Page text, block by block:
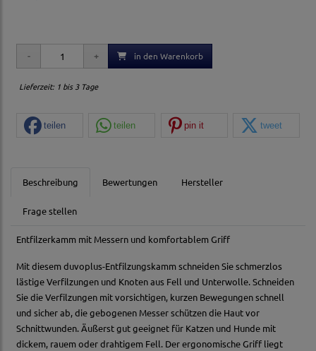
in den Warenkorb
Lieferzeit: 1 bis 3 Tage
teilen teilen pin it tweet
Beschreibung Bewertungen Hersteller
Frage stellen
Entfilzerkamm mit Messern und komfortablem Griff
Mit diesem duvoplus-Entfilzungskamm schneiden Sie schmerzlos
lästige Verfilzungen und Knoten aus Fell und Unterwolle. Schneiden
Sie die Verfilzungen mit vorsichtigen, kurzen Bewegungen schnell
und sicher ab, die gebogenen Messer schützen die Haut vor
Schnittwunden. Äußerst gut geeignet für Katzen und Hunde mit
dickem, rauem oder drahtigem Fell. Der ergonomische Griff liegt